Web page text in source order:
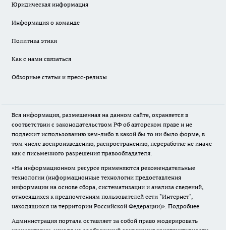
Юридическая информация
Информация о команде
Политика этики
Как с нами связаться
Обзорные статьи и пресс-релизы
Вся информация, размещенная на данном сайте, охраняется в
соответствии с законодательством РФ об авторском праве и не
подлежит использованию кем-либо в какой бы то ни было форме, в
том числе воспроизведению, распространению, переработке не иначе
как с письменного разрешения правообладателя.
«На информационном ресурсе применяются рекомендательные
технологии (информационные технологии предоставления
информации на основе сбора, систематизации и анализа сведений,
относящихся к предпочтениям пользователей сети "Интернет",
находящихся на территории Российской Федерации)». Подробнее
Администрация портала оставляет за собой право модерировать